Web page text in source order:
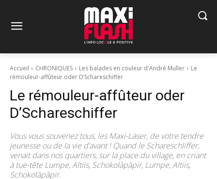
Accueil CHRONIQUES Les balades en couleur d'André Muller
Le
rémouleur-affûteur oder D’Schareschiffer
Le rémouleur-affûteur oder
D’Schareschiffer
Vous vous souvenez tous, les Maxi-Läser, de votre tendre
jeunesse ou de la vie d’avant ! Quand le Schareschliffer,
venait dans nos quartiers, sur la place du village, en criant
à tue-tête Lumpe, Altiis, Schokolàpàpir, Lumpe, Altiis,
Schokolàpàpir.